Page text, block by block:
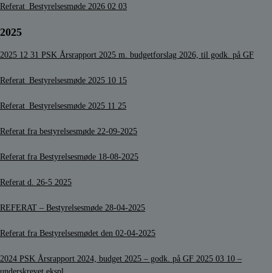
Referat_Bestyrelsesmøde 2026 02 03
2025
2025 12 31 PSK Årsrapport 2025 m. budgetforslag 2026, til godk. på GF
Referat_Bestyrelsesmøde 2025 10 15
Referat_Bestyrelsesmøde 2025 11 25
Referat fra bestyrelsesmøde 22-09-2025
Referat fra Bestyrelsesmøde 18-08-2025
Referat d. 26-5 2025
REFERAT – Bestyrelsesmøde 28-04-2025
Referat fra Bestyrelsesmødet den 02-04-2025
2024 PSK Årsrapport 2024, budget 2025 – godk. på GF 2025 03 10 –